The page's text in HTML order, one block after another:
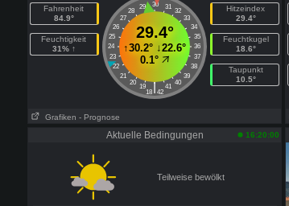
Fahrenheit
84.9°
Feuchtigkeit
31% ↑
30
29 31
28
32
27
33
26
34
25
35
24
36
23
37
22
38
21
39
20
40
19 41
|
18 42
29.4°
↑30.2° ↓22.6°
0.1°
Hitzeindex
29.4°
Feuchtkugel
18.6°
Taupunkt
10.5°
Grafiken - Prognose
Aktuelle Bedingungen 16:20:00
Teilweise bewölkt